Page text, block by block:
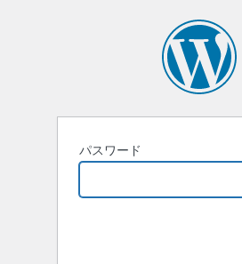
パスワード